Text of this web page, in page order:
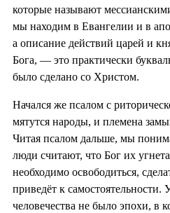
которые называют
мы находим в Евангелии и в
а описание действий царей и
Бога, — это практически
было сделано со Христом.
Начался же псалом с
мятутся народы, и племена
Читая псалом дальше, мы
люди считают, что Бог их
необходимо освободиться,
приведёт к самостоятельности.
человечества не было эпохи, в